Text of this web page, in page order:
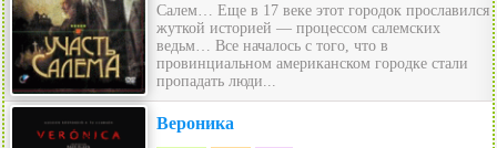
Салем… Еще в 17 веке этот городок прославился
жуткой историей — процессом салемских
ведьм… Все началось с того, что в
провинциальном американском городке стали
пропадать люди...
Вероника